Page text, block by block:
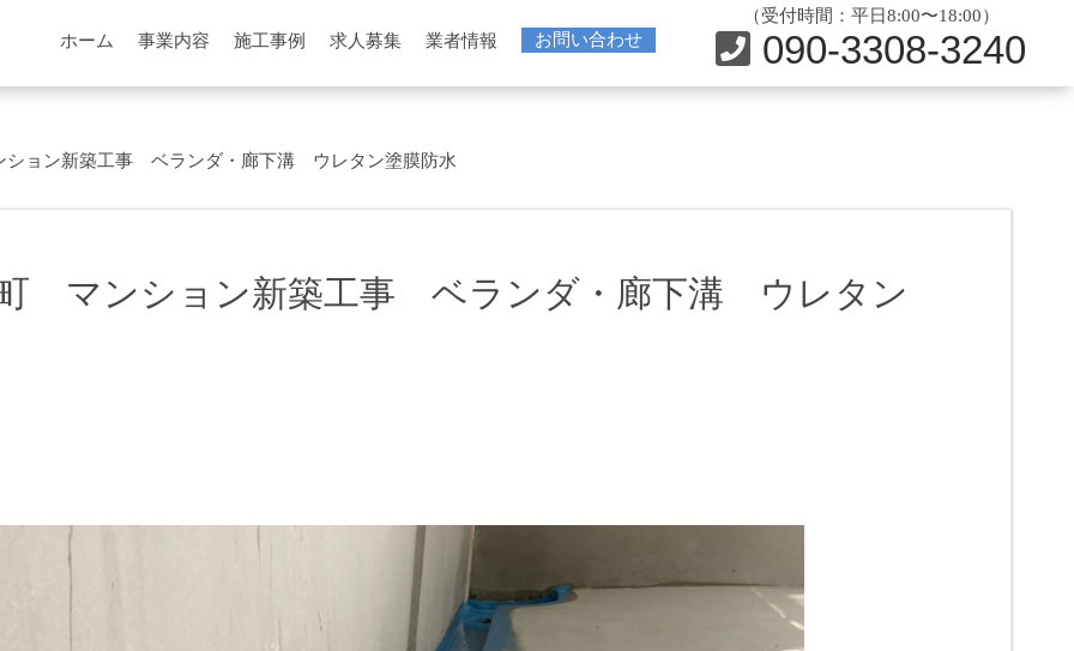
ホーム 事業内容 施工事例 求人募集 業者情報 お問い合わせ
（受付時間：平日8:00〜18:00）
090-3308-3240
ョン新築工事 ベランダ・廊下溝 ウレタン塗膜防水
町 マンション新築工事 ベランダ・廊下溝 ウレタン